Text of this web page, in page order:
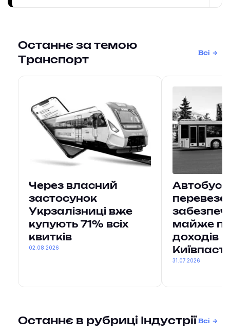
Останнє за темою
Транспорт
Всі
Через власний
застосунок
Укрзалізниці вже
купують 71% всіх
квитків
02.08.2026
майже
доходів
31.07.2026
Останнє в рубриці Індустрії Всі